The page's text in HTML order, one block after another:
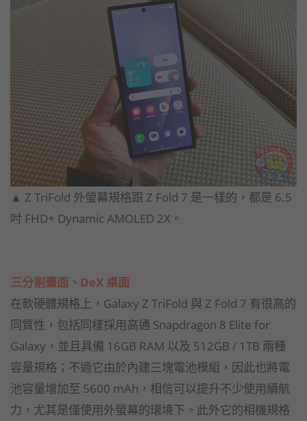
▲ Z TriFold 外螢幕規格跟 Z Fold 7 是一樣的，都是 6.5
吋 FHD+ Dynamic AMOLED 2X。
三分割畫面、DeX 桌面
在軟硬體規格上，Galaxy Z TriFold 與 Z Fold 7 有很高的
同質性，包括同樣採用高通 Snapdragon 8 Elite for
Galaxy，並且具備 16GB RAM 以及 512GB / 1TB 兩種
容量規格；不過它由於內建三塊電池模組，因此也將電
池容量增加至 5600 mAh，相信可以提升不少使用續航
力，尤其是僅使用外螢幕的環境下。此外它的相機規格